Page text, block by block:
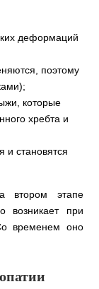
деформаций
поэтому
которые
хребта и
и становятся
втором этапе
возникает при
временем оно